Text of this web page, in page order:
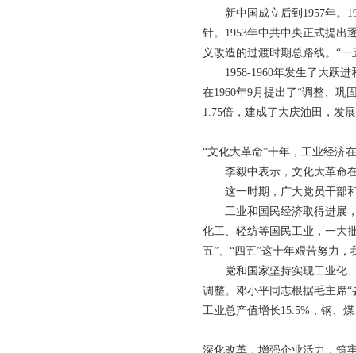
新中国成立后到1957年。
针。1953年中共中央正式提出
义改造的过渡时期总路线。“
1958-1960年发生了大跃进
在1960年9月提出了“调整、巩
1.75倍，建成了大庆油田，发
“文化大革命”十年，工业经济
李毅中表示，文化大革命在
这一时期，广大党员干部和
工业和国民经济取得进展，
化工、轻纺等国民工业，一大
五”、“四五”这十年艰苦努力
党和国家坚持实现工业化、
调整。邓小平同志根据毛主席
工业总产值增长15.5%，钢、
深化改革，增强企业活力，筑